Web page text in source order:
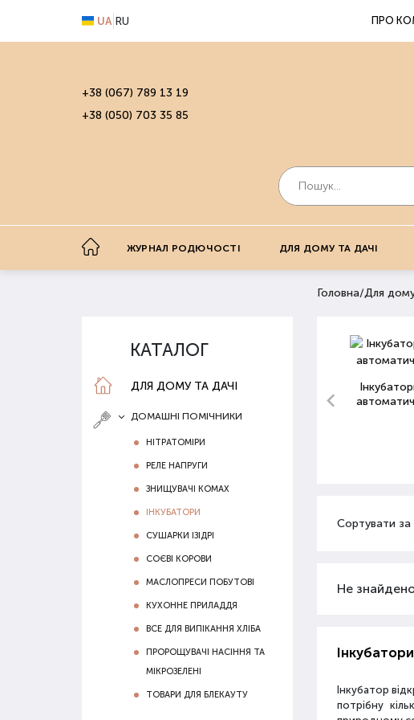
UA RU ПРО
+38 (067) 789 13 19
+38 (050) 703 35 85
ЖУРНАЛ РОДЮЧОСТІ ДЛЯ ДОМУ ТА ДАЧІ
КАТАЛОГ
ДЛЯ ДОМУ ТА ДАЧІ
ДОМАШНІ ПОМІЧНИКИ
НІТРАТОМІРИ
РЕЛЕ НАПРУГИ
ЗНИЩУВАЧІ КОМАХ
ІНКУБАТОРИ
СУШАРКИ ІЗІДРІ
СОЄВІ КОРОВИ
МАСЛОПРЕСИ ПОБУТОВІ
КУХОННЕ ПРИЛАДДЯ
ВСЕ ДЛЯ ВИПІКАННЯ ХЛІБА
ПРОРОЩУВАЧІ НАСІННЯ ТА
МІКРОЗЕЛЕНІ
ТОВАРИ ДЛЯ БЛЕКАУТУ
Головна/Для
Сортувати за
Не знайдено
Інкубатор
потрібну